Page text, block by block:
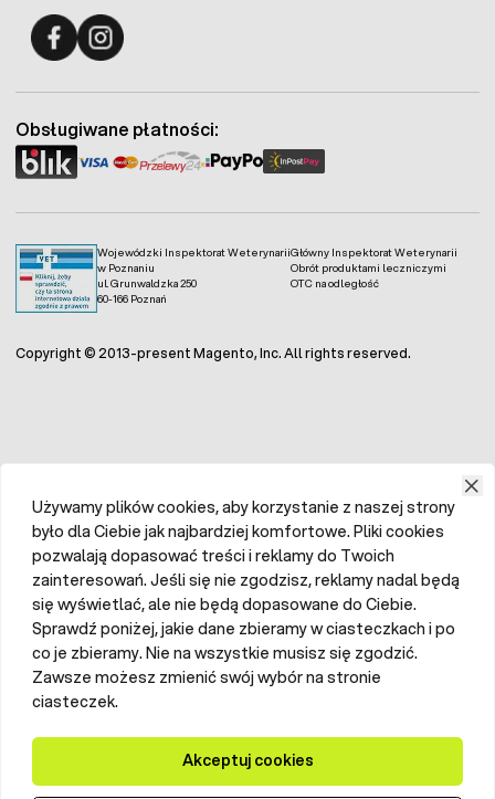
Wojewódzki Inspektorat Weterynarii
w Poznaniu
ul. Grunwaldzka 250
60-166 Poznań
Główny Inspektorat Weterynarii
Obrót produktami leczniczymi
OTC na odległość
Obsługiwane płatności:
Copyright © 2013-present Magento, Inc. All rights reserved.
Używamy plików cookies, aby korzystanie z naszej strony
było dla Ciebie jak najbardziej komfortowe. Pliki cookies
pozwalają dopasować treści i reklamy do Twoich
zainteresowań. Jeśli się nie zgodzisz, reklamy nadal będą
się wyświetlać, ale nie będą dopasowane do Ciebie.
Sprawdź poniżej, jakie dane zbieramy w ciasteczkach i po
co je zbieramy. Nie na wszystkie musisz się zgodzić.
Zawsze możesz zmienić swój wybór na stronie
ciasteczek.
Akceptuj cookies